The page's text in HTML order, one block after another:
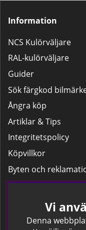
Information
NCS Kulörväljare
RAL-kulörväljare
Guider
Sök färgkod
Ångra köp
Artiklar & Tips
Integritetspolicy
Köpvillkor
Byten och
Leverans
Hitta färgkoden på
Företagskund
Vi
Denna